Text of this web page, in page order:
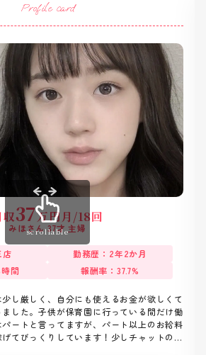
Profile card
収37万円 月/18回
みほさん 37才 主婦
店
勤務歴：2年2か月
間
報酬率：37.7%
し厳しく、自分にも使えるお金が欲しくて
した。子供が保育園に行っている間だけ働
ートと言ってますが、パート以上のお給料
てびっくりしています！少しチャットの伸
scrollable